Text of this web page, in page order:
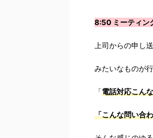
8:50 ミーティ
上司からの申し
みたいなものが行
「電話対応こん
「こんな問い合